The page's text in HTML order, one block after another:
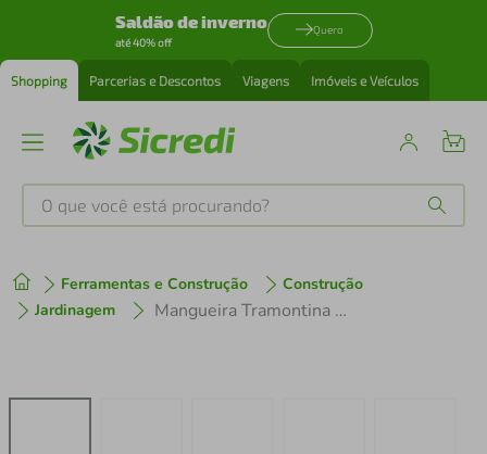
Saldão de inverno
até 40% off
Quero
Shopping Parcerias e Descontos Viagens Imóveis e Veículos
O que você está procurando?
Ferramentas e Construção
Construção
Jardinagem
Mangueira Tramontina Flex 10 Metros - Verde
1º tenis